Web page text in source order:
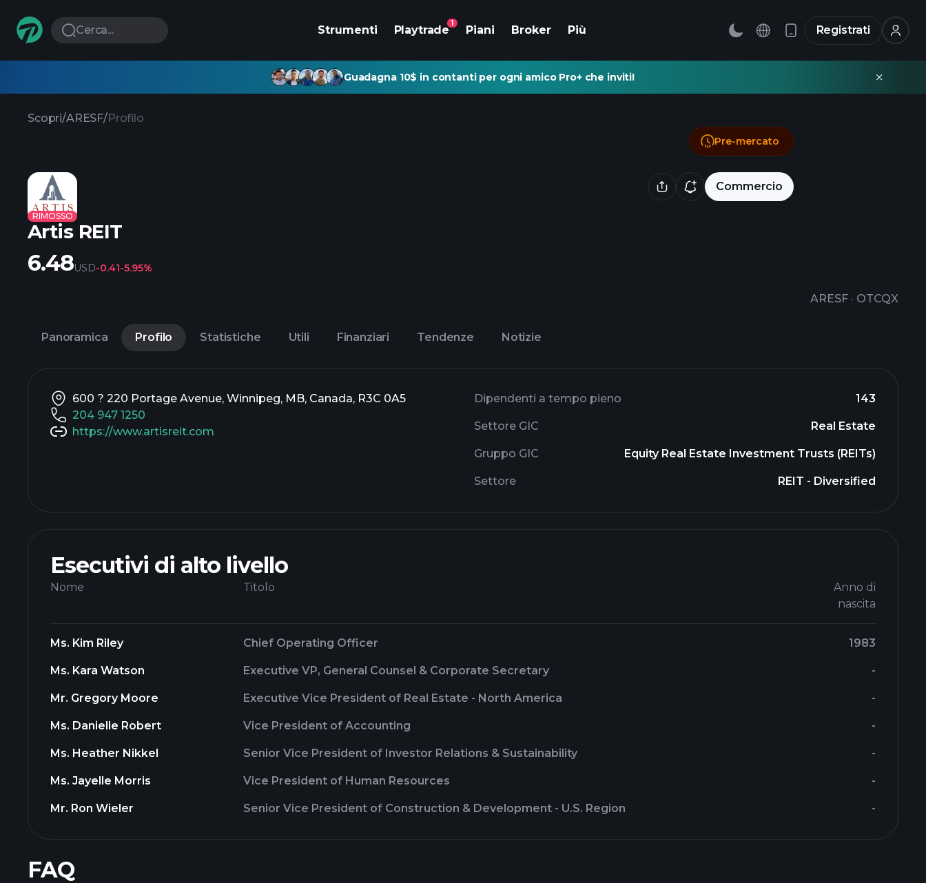
Cerca... Strumenti Playtrade
1
Piani Broker Più Registrati
Guadagna 10$ in contanti per ogni amico Pro+ che inviti!
Scopri/ARESF/Profilo
RIMOSSO
Commercio
Artis REIT
ARESF · OTCQX
Pre-mercato
6.48USD-0.41-5.95%
Panoramica Profilo Statistiche Utili Finanziari Tendenze Notizie
600 ? 220 Portage Avenue, Winnipeg, MB, Canada, R3C 0A5
204 947 1250
https://www.artisreit.com
Dipendenti a tempo pieno 143
Settore GIC Real Estate
Gruppo GIC Equity Real Estate Investment Trusts (REITs)
Settore REIT - Diversified
Esecutivi di alto livello
Nome Titolo
Anno di
nascita
Ms. Kim Riley Chief Operating Officer 1983
Ms. Kara Watson Executive VP, General Counsel & Corporate Secretary -
Mr. Gregory Moore Executive Vice President of Real Estate - North America -
Ms. Danielle Robert Vice President of Accounting -
Ms. Heather Nikkel Senior Vice President of Investor Relations & Sustainability -
Ms. Jayelle Morris Vice President of Human Resources -
Mr. Ron Wieler Senior Vice President of Construction & Development - U.S. Region -
FAQ